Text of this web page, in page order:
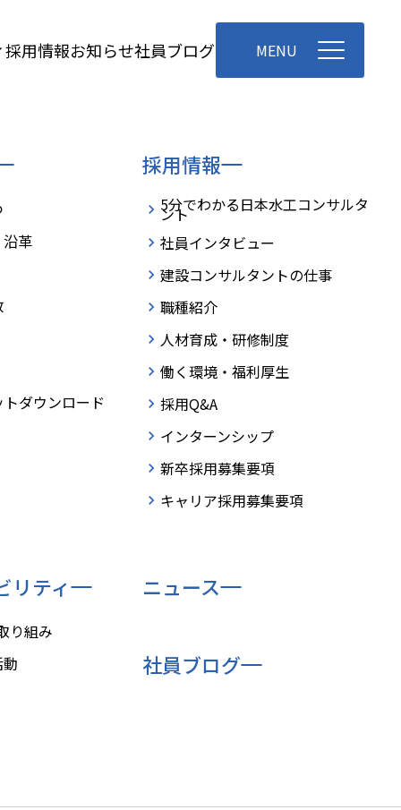
採用情報お知らせ社員ブログ MENU
革
ダウンロード
リティ
り組み
採用情報
5分でわかる日本水工コンサルタ
ント
社員インタビュー
建設コンサルタントの仕事
職種紹介
人材育成・研修制度
働く環境・福利厚生
採用Q&A
インターンシップ
新卒採用募集要項
キャリア採用募集要項
ニュース
社員ブログ
に関するお問い合わせ